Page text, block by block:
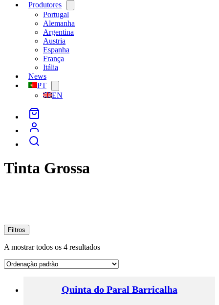
Produtores
menu
Portugal
Alemanha
Argentina
Austria
Espanha
França
Itália
News
PT
menu
EN
Tinta Grossa
Filtros
A mostrar todos os 4 resultados
Quinta do Paral Barricalha